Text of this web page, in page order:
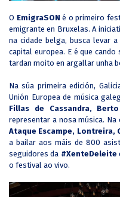
O EmigraSON é o primeiro
emigrante en Bruxelas. A
na cidade belga, busca levar
capital europea. E é que
tardan moito en argallar unha
Na súa primeira edición,
Unión Europea de música
Fillas de Cassandra,
representar a nosa música. Na
Ataque Escampe, Lontreira,
a bailar aos máis de 800
seguidores da #XenteDeleite
o festival ao vivo.